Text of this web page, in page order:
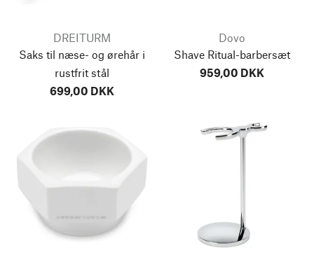
DREITURM
Saks til næse- og ørehår i
rustfrit stål
699,00 DKK
Dovo
Shave Ritual-barbersæt
959,00 DKK